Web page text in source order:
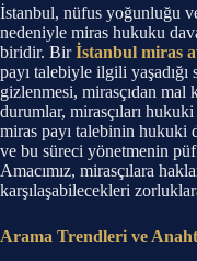
İstanbul, nüfus yoğunluğu
nedeniyle miras hukuku
biridir. Birİstanbul miras
payı talebiyle ilgili yaşadığı
gizlenmesi, mirasçıdan mal
durumlar, mirasçıları
miras payı talebinin hukuki
ve bu süreci yönetmenin püf
Amacımız, mirasçılara
karşılaşabilecekleri
Arama Trendleri ve